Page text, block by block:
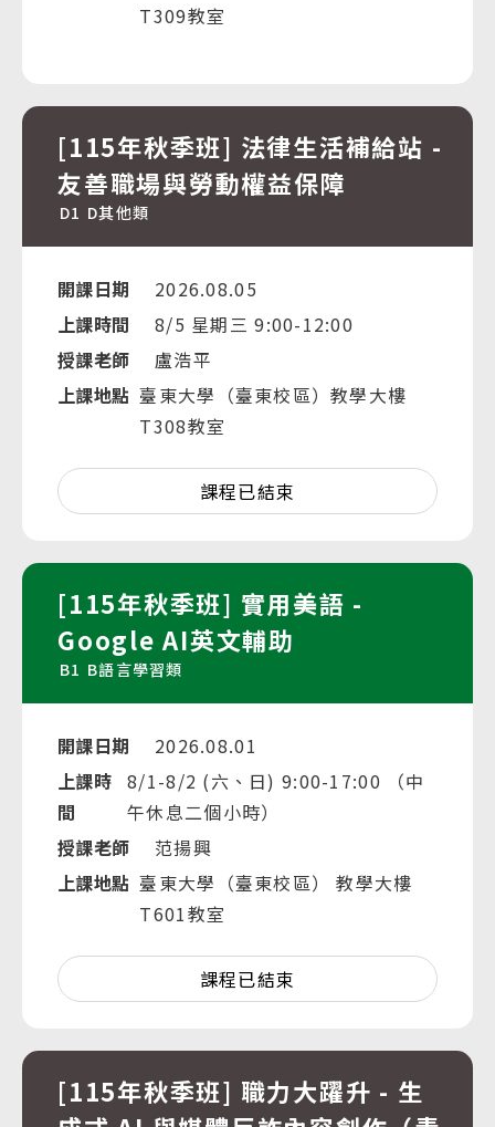
T309教室
[115年秋季班] 法律生活補給站 -
友善職場與勞動權益保障
D1 D其他類
開課日期
2026.08.05
上課時間
8/5 星期三 9:00-12:00
授課老師
盧浩平
上課地點 臺東大學（臺東校區）教學大樓
T308教室
課程已結束
[115年秋季班] 實用美語 -
Google AI英文輔助
B1 B語言學習類
開課日期
2026.08.01
上課時
間
8/1-8/2 (六、日) 9:00-17:00 （中
午休息二個小時）
授課老師
范揚興
上課地點 臺東大學（臺東校區） 教學大樓
T601教室
課程已結束
[115年秋季班] 職力大躍升 - 生